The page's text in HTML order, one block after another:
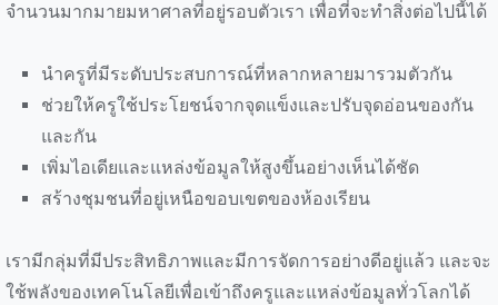
จำนวนมากมายมหาศาลที่อยู่รอบตัวเรา เพื่อที่จะทำสิ่งต่อไปนี้ได้
นำครูที่มีระดับประสบการณ์ที่หลากหลายมารวมตัวกัน
ช่วยให้ครูใช้ประโยชน์จากจุดแข็งและปรับจุดอ่อนของกัน
และกัน
เพิ่มไอเดียและแหล่งข้อมูลให้สูงขึ้นอย่างเห็นได้ชัด
สร้างชุมชนที่อยู่เหนือขอบเขตของห้องเรียน
เรามีกลุ่มที่มีประสิทธิภาพและมีการจัดการอย่างดีอยู่แล้ว และจะ
ใช้พลังของเทคโนโลยีเพื่อเข้าถึงครูและแหล่งข้อมูลทั่วโลกได้